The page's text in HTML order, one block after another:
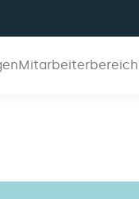
Mitarbeiterbereich